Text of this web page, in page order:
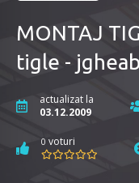
MONTAJ
tigle -
actualizat la
03.12.2009
0 voturi